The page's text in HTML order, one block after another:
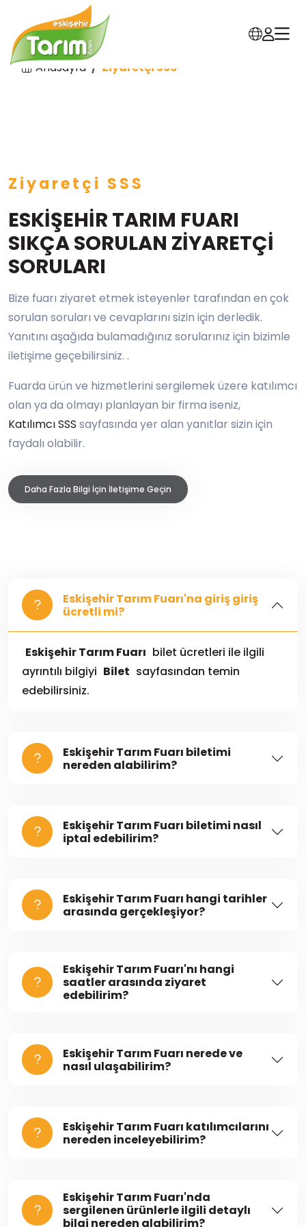
Anasayfa Ziyaretçi SSS
Ziyaretçi SSS
ESKİŞEHİR TARIM FUARI
SIKÇA SORULAN ZİYARETÇİ
SORULARI
Bize fuarı ziyaret etmek isteyenler tarafından en çok
sorulan soruları ve cevaplarını sizin için derledik.
Yanıtını aşağıda bulamadığınız sorularınız için bizimle
iletişime geçebilirsiniz. .
Fuarda ürün ve hizmetlerini sergilemek üzere katılımcı
olan ya da olmayı planlayan bir firma iseniz,
Katılımcı SSS sayfasında yer alan yanıtlar sizin için
faydalı olabilir.
Daha Fazla Bilgi İçin İletişime Geçin
Eskişehir Tarım Fuarı'na giriş giriş
ücretli mi?
Eskişehir Tarım Fuarı bilet ücretleri ile ilgili
ayrıntılı bilgiyi Bilet sayfasından temin
edebilirsiniz.
Eskişehir Tarım Fuarı biletimi
nereden alabilirim?
Eskişehir Tarım Fuarı biletimi nasıl
iptal edebilirim?
Eskişehir Tarım Fuarı hangi tarihler
arasında gerçekleşiyor?
Eskişehir Tarım Fuarı'nı hangi
saatler arasında ziyaret
edebilirim?
Eskişehir Tarım Fuarı nerede ve
nasıl ulaşabilirim?
Eskişehir Tarım Fuarı katılımcılarını
nereden inceleyebilirim?
Eskişehir Tarım Fuarı'nda
sergilenen ürünlerle ilgili detaylı
bilgi nereden alabilirim?